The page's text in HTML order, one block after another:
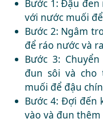
Bước 1: Đậu
với nước muối
Bước 2: Ngâm
để ráo nước và
Bước 3:
đun sôi và
muối để đậu
Bước 4: Đợi đến
vào và đun